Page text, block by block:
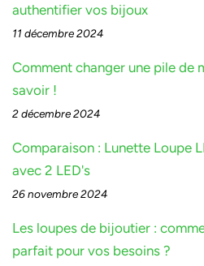
authentifier vos bijoux
11 décembre 2024
Comment changer une pile de
savoir !
2 décembre 2024
Comparaison : Lunette Loupe
avec 2 LED's
26 novembre 2024
Les loupes de bijoutier :
parfait pour vos besoins ?